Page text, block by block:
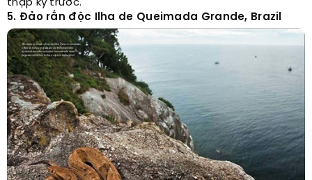
thập kỷ trước.
5. Đảo rắn độc Ilha de Queimada Grande, Brazil